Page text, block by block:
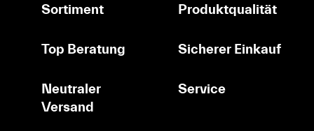
Sortiment
Produktqualität
Top Beratung Sicherer Einkauf
Neutraler
Versand
Service